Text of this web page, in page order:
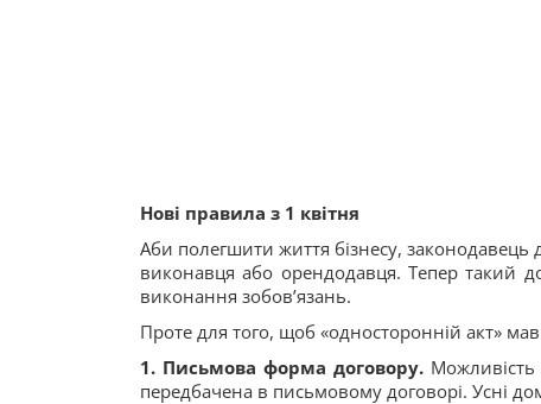
Нові правила з 1 квітня
Аби полегшити життя бізнесу,
виконавця або орендодавця. Тепер такий
виконання зобов’язань.
Проте для того, щоб «односторонній акт»
1. Письмова форма договору.
передбачена в письмовому договорі. Усні